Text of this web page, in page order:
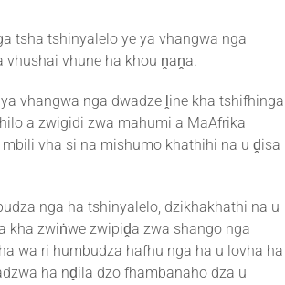
tsha tshinyalelo ye ya vhangwa nga
vhushai vhune ha khou ṋaṋa.
vhangwa nga dwadze ḽine kha tshifhinga
a zwigidi zwa mahumi a MaAfrika
vha si na mishumo khathihi na u ḓisa
nga ha tshinyalelo, dzikhakhathi na u
kha zwiṅwe zwipiḓa zwa shango nga
wa ri humbudza hafhu nga ha u lovha ha
ha nḓila dzo fhambanaho dza u